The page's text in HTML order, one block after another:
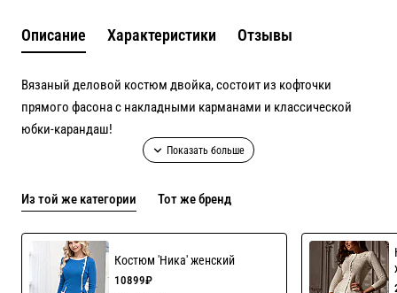
Описание Характеристики Отзывы
Вязаный деловой костюм двойка, состоит из кофточки
прямого фасона с накладными карманами и классической
юбки-карандаш!
вискозы с хлопком, актуальный цвета в наличии уточняйте!
Индивидуальный пошив до 54 го размера включен в цену!
Из той же категории Тот же бренд
Костюм 'Ника' женский
10899₽